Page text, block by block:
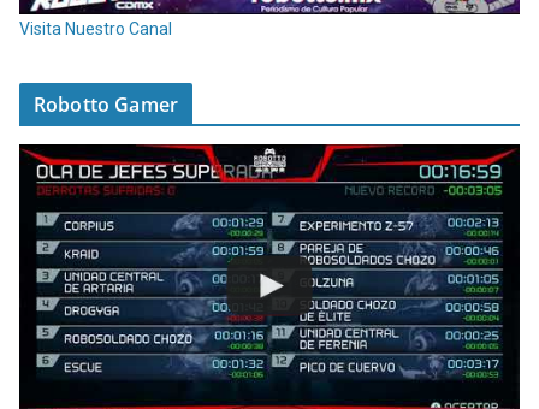
Visita Nuestro Canal
Robotto Gamer